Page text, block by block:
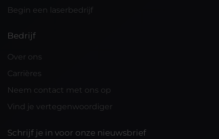
Begin een laserbedrijf
Bedrijf
Over ons
Carrières
Neem contact met ons op
Vind je vertegenwoordiger
Schrijf je in voor onze nieuwsbrief